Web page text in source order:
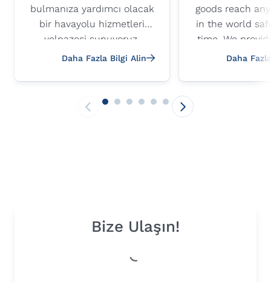
bulmanıza yardımcı olacak
bir havayolu hizmetleri
yelpazesi sunuyoruz.
Kargonuzu dünyanın her
ve kalite standartlarında
taşıyan kusursuz bir ağdan
faydalanın.
Daha Fazla Bilgi Alin
goods reach
in the world
time. We
of FCL (full
container load)
Daha
Bize Ulaşın!